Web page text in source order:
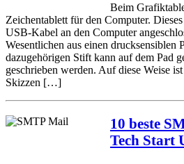
Beim
Zeichentablett für den Computer.
USB-Kabel an den Computer
Wesentlichen aus einen drucksensiblen
dazugehörigen Stift kann auf dem Pad
geschrieben werden. Auf diese Weise
Skizzen […]
10 beste
Tech Start